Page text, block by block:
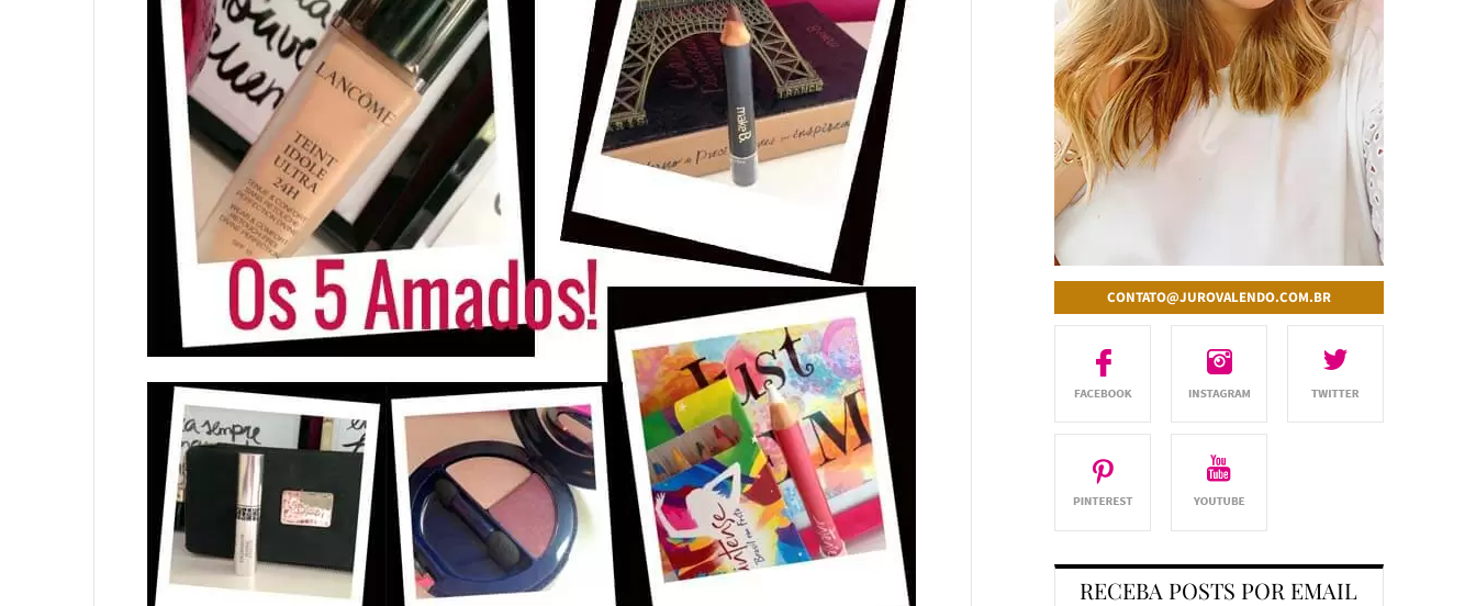
CONTATO@JUROVALENDO.COM.BR
RECEBA POSTS POR EMAIL